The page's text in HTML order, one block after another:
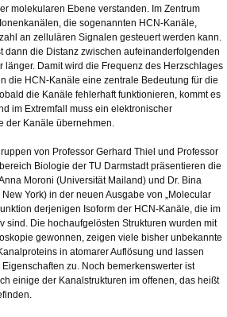
molekularen Ebene verstanden. Im Zentrum
die sogenannten HCN-Kanäle,
an zellulären Signalen gesteuert werden kann.
dann die Distanz zwischen aufeinanderfolgenden
länger. Damit wird die Frequenz des Herzschlages
die HCN-Kanäle eine zentrale Bedeutung für die
die Kanäle fehlerhaft funktionieren, kommt es
im Extremfall muss ein elektronischer
der Kanäle übernehmen.
von Professor Gerhard Thiel und Professor
Biologie der TU Darmstadt präsentieren die
Moroni (Universität Mailand) und Dr. Bina
York) in der neuen Ausgabe von „Molecular
derjenigen Isoform der HCN-Kanäle, die im
sind. Die hochaufgelösten Strukturen wurden mit
gewonnen, zeigen viele bisher unbekannte
in atomarer Auflösung und lassen
zu. Noch bemerkenswerter ist
einige der Kanalstrukturen im offenen, das heißt